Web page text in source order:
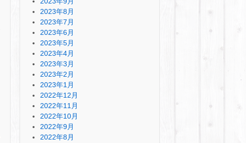
2023年8月
2023年7月
2023年6月
2023年5月
2023年4月
2023年3月
2023年2月
2023年1月
2022年12月
2022年11月
2022年10月
2022年9月
2022年8月